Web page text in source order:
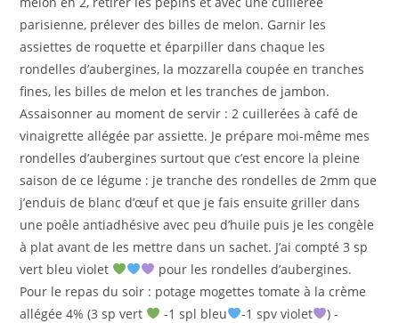
parisienne, prélever des billes de melon. Garnir les
assiettes de roquette et éparpiller dans chaque les
rondelles d’aubergines, la mozzarella coupée en tranches
fines, les billes de melon et les tranches de jambon.
Assaisonner au moment de servir : 2 cuillerées à café de
vinaigrette allégée par assiette. Je prépare moi-même mes
rondelles d’aubergines surtout que c’est encore la pleine
saison de ce légume : je tranche des rondelles de 2mm que
j’enduis de blanc d’œuf et que je fais ensuite griller dans
une poêle antiadhésive avec peu d’huile puis je les congèle
à plat avant de les mettre dans un sachet. J’ai compté 3 sp
vert bleu violet
pour les rondelles d’aubergines.
Pour le repas du soir : potage mogettes tomate à la crème
allégée 4% (3 sp vert
-1 spl bleu -1 spv violet
) -